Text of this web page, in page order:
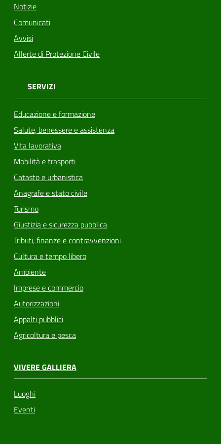
Notizie
Comunicati
Avvisi
Allerte di Protezione Civile
SERVIZI
Educazione e formazione
Salute, benessere e assistenza
Vita lavorativa
Mobilità e trasporti
Catasto e urbanistica
Anagrafe e stato civile
Turismo
Giustizia e sicurezza pubblica
Tributi, finanze e contravvenzioni
Cultura e tempo libero
Ambiente
Imprese e commercio
Autorizzazioni
Appalti pubblici
Agricoltura e pesca
VIVERE GALLIERA
Luoghi
Eventi